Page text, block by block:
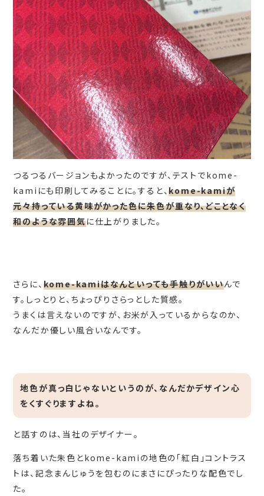
つるつるバージョンもよかったのですが、テストでkome-
kamiにも印刷してみることに。すると、kome-kamiが
元々持っている黄味がかった色に朱色が重なり、どことなく
和のような雰囲気に仕上がりました。
さらに、 kome-kamiはなんといっても手触りがいいんで
す。しっとりと、ちょっぴりさらっとした質感。
うまくは言えないのですが、お米が入っているからなのか、
なんだか優しい風合いなんです。
地色が真っ白じゃないというのが、なんだかデザイン心
をくすぐりますよね。
と話すのは、当社のデザイナー。
落ち着いた朱色とkome-kamiの地色の「紅白」コントラス
トは、記念まんじゅうを包むのにまさにぴったりな配色でし
た。